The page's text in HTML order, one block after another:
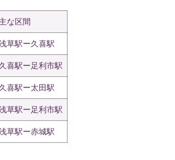
主な区間
草駅ー久喜駅
久喜駅ー足利市駅
久喜駅ー太田駅
草駅ー足利市駅
草駅ー赤城駅